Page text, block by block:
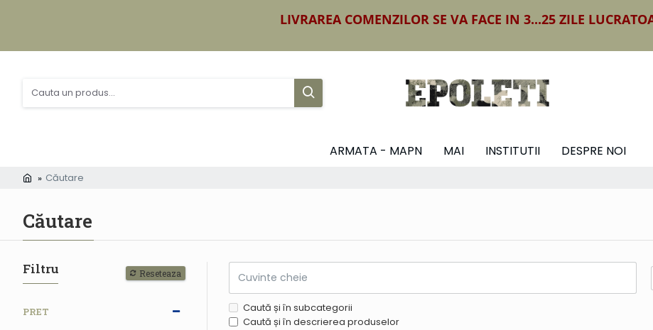
LIVRAREA COMENZILOR SE VA FACE IN 3...25 ZILE
ARMATA - MAPN MAI INSTITUTII DESPRE NOI
Căutare
Căutare
Filtru Reseteaza
PRET
Caută și în subcategorii
Caută și în descrierea produselor